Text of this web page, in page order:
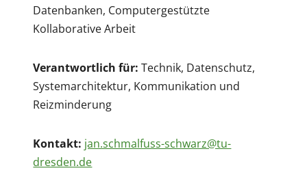
Datenbanken, Computergestützte
Kollaborative Arbeit
Verantwortlich für: Technik, Datenschutz,
Systemarchitektur, Kommunikation und
Reizminderung
Kontakt: jan.schmalfuss-schwarz@tu-
dresden.de